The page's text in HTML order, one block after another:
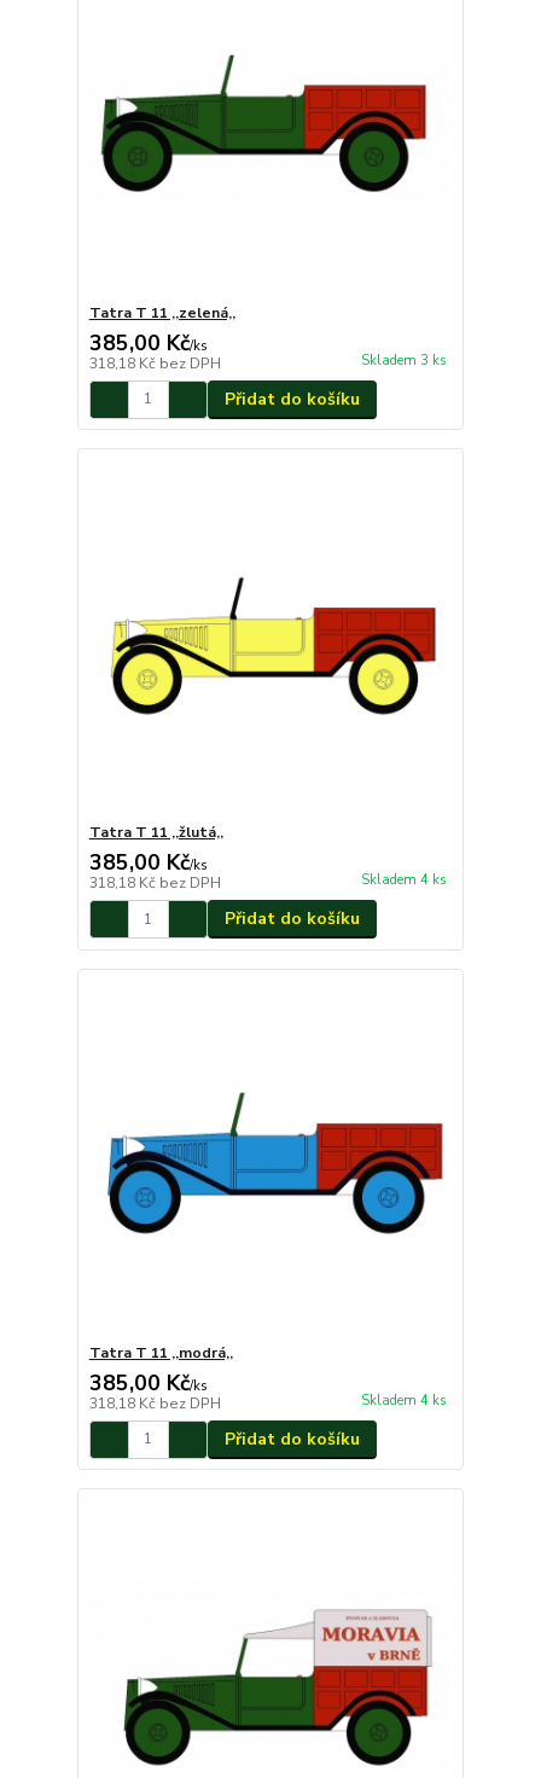
Tatra T 11 ,,zelená,,
385,00 Kč/ks
318,18 Kč bez DPH Skladem 3 ks
Přidat do košíku
Tatra T 11 ,,žlutá,,
385,00 Kč/ks
318,18 Kč bez DPH Skladem 4 ks
Přidat do košíku
Tatra T 11 ,,modrá,,
385,00 Kč/ks
318,18 Kč bez DPH Skladem 4 ks
Přidat do košíku